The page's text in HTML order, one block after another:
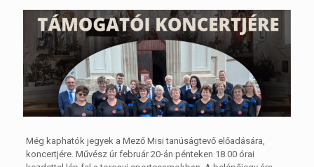
Még kaphatók jegyek a Mező Misi tanúságtevő előadására,
koncertjére. Művész úr február 20-án pénteken 18.00 órai